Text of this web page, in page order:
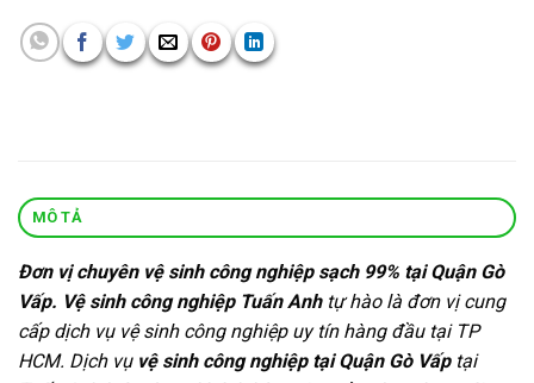
MÔ TẢ
Đơn vị chuyên vệ sinh công nghiệp sạch 99% tại Quận Gò
Vấp. Vệ sinh công nghiệp Tuấn Anhtự hào là đơn vị cung
cấp dịch vụ vệ sinh công nghiệp uy tín hàng đầu tại TP
HCM. Dịch vụvệ sinh công nghiệp tại Quận Gò Vấptại